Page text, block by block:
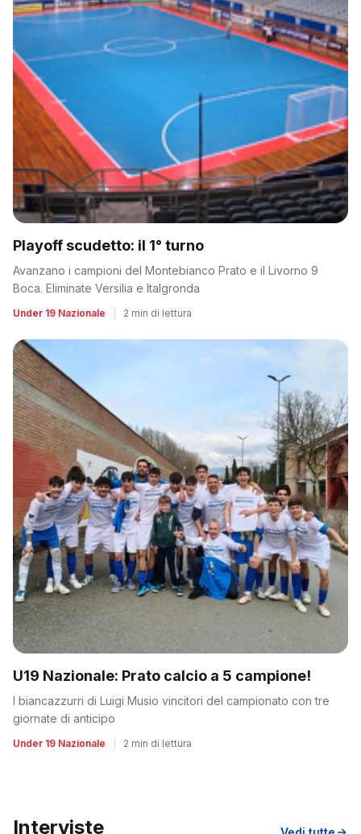
Playoff scudetto: il 1° turno
Avanzano i campioni del Montebianco Prato e il Livorno 9
Boca. Eliminate Versilia e Italgronda
Under 19 Nazionale 2 min di lettura
U19 Nazionale: Prato calcio a 5 campione!
I biancazzurri di Luigi Musio vincitori del campionato con tre
giornate di anticipo
Under 19 Nazionale 2 min di lettura
Interviste